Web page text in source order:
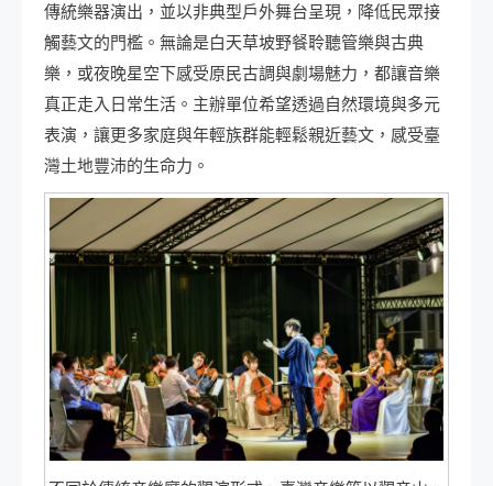
傳統樂器演出，並以非典型戶外舞台呈現，降低民眾接
觸藝文的門檻。無論是白天草坡野餐聆聽管樂與古典
樂，或夜晚星空下感受原民古調與劇場魅力，都讓音樂
真正走入日常生活。主辦單位希望透過自然環境與多元
表演，讓更多家庭與年輕族群能輕鬆親近藝文，感受臺
灣土地豐沛的生命力。